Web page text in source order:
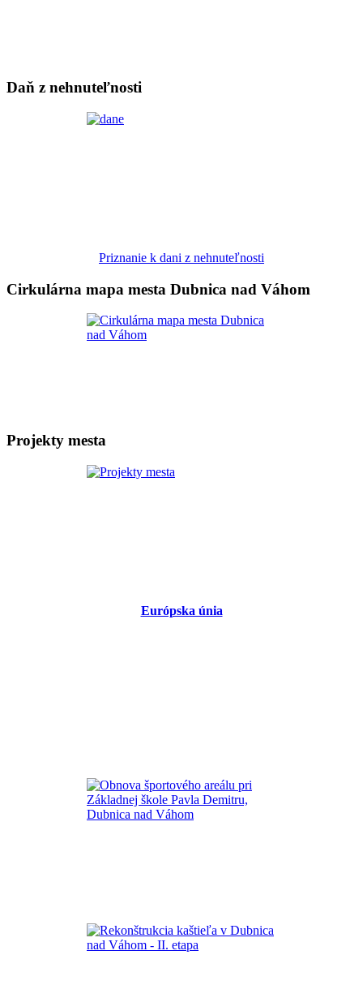
Daň z nehnuteľnosti
Priznanie k dani z nehnuteľnosti
Cirkulárna mapa mesta Dubnica nad Váhom
Projekty mesta
Európska únia